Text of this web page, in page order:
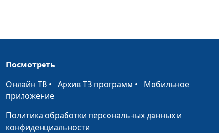
Посмотреть
Онлайн ТВ • Архив ТВ программ • Мобильное
приложение
Политика обработки персональных данных и
конфиденциальности